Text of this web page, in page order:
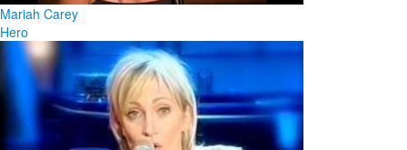
Mariah Carey
Hero